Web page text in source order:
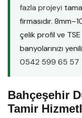
fazla projeyi
firmasıdır.
çelik profil ve
banyolarınızı
0542 599 65 57
Bahçeşehir
Tamir